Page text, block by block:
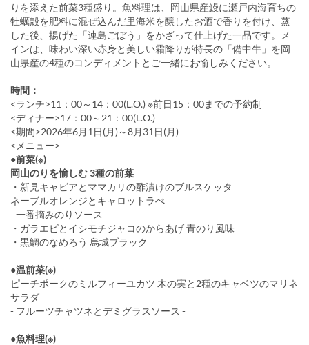
りを添えた前菜3種盛り。魚料理は、岡山県産鰻に瀬戸内海育ちの
牡蠣殻を肥料に混ぜ込んだ里海米を醸したお酒で香りを付け、蒸
した後、揚げた「連島ごぼう」をかざって仕上げた一品です。メ
インは、味わい深い赤身と美しい霜降りが特長の「備中牛」を岡
山県産の4種のコンディメントとご一緒にお愉しみください。
時間：
<ランチ>11：00～14：00(L.O.) ※前日15：00までの予約制
<ディナー>17：00～21：00(L.O.)
<期間>2026年6月1日(月)～8月31日(月)
<メニュー>
●前菜(※)
岡山のりを愉しむ 3種の前菜
・新見キャビアとママカリの酢漬けのブルスケッタ
ネーブルオレンジとキャロットラぺ
- 一番摘みのりソース -
・ガラエビとイシモチジャコのからあげ 青のり風味
・黒鯛のなめろう 烏城ブラック
●温前菜(※)
ピーチポークのミルフィーユカツ 木の実と2種のキャベツのマリネ
サラダ
- フルーツチャツネとデミグラスソース -
●魚料理(※)